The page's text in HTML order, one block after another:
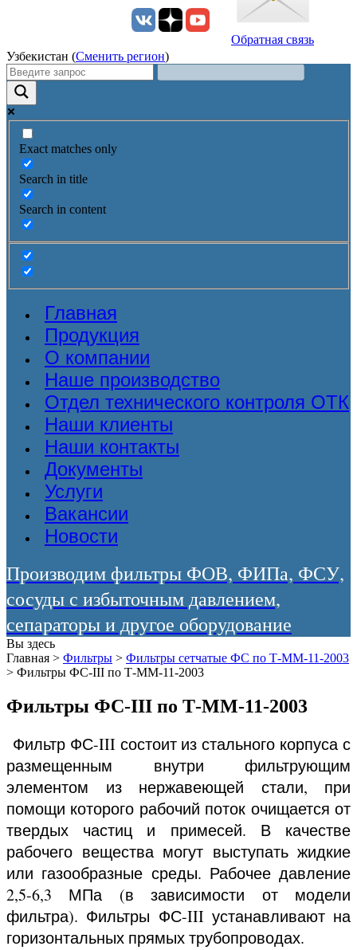
Обратная связь
Узбекистан (Сменить регион)
Exact matches only
Search in title
Search in content
Главная
Продукция
О компании
Наше производство
Отдел технического контроля ОТК
Наши клиенты
Наши контакты
Документы
Услуги
Вакансии
Новости
Производим фильтры ФОВ, ФИПа, ФСУ,
сосуды с избыточным давлением,
сепараторы и другое оборудование
Вы здесь
Главная > Фильтры > Фильтры сетчатые ФС по Т-ММ-11-2003
> Фильтры ФС-III по Т-ММ-11-2003
Фильтры ФС-III по Т-ММ-11-2003
Фильтр ФС-III состоит из стального корпуса с
размещенным внутри фильтрующим
элементом из нержавеющей стали, при
помощи которого рабочий поток очищается от
твердых частиц и примесей. В качестве
рабочего вещества могут выступать жидкие
или газообразные среды. Рабочее давление
2,5-6,3 МПа (в зависимости от модели
фильтра). Фильтры ФС-III устанавливают на
горизонтальных прямых трубопроводах.